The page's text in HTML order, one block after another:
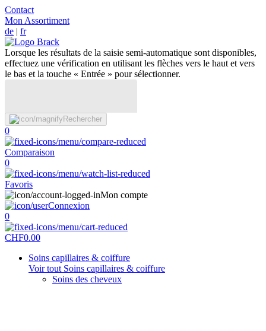
Contact
Mon Assortiment
de | fr
Lorsque les résultats de la saisie semi-automatique sont disponibles,
effectuez une vérification en utilisant les flèches vers le haut et vers
le bas et la touche « Entrée » pour sélectionner.
Rechercher
0
Comparaison
0
Favoris
Mon compte
Connexion
0
CHF0.00
Soins capillaires & coiffure
Voir tout Soins capillaires & coiffure
Soins des cheveux